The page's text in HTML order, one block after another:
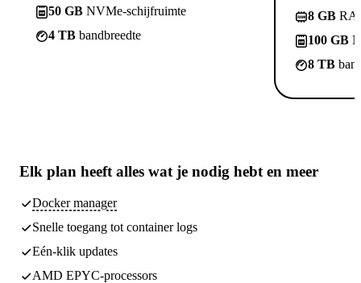
50 GB NVMe-schijfruimte
4 TB bandbreedte
8 GB
100 GB
8 TB
Elk plan heeft alles wat je nodig hebt en meer
Docker manager
Snelle toegang tot container logs
Eén-klik updates
AMD EPYC-processors